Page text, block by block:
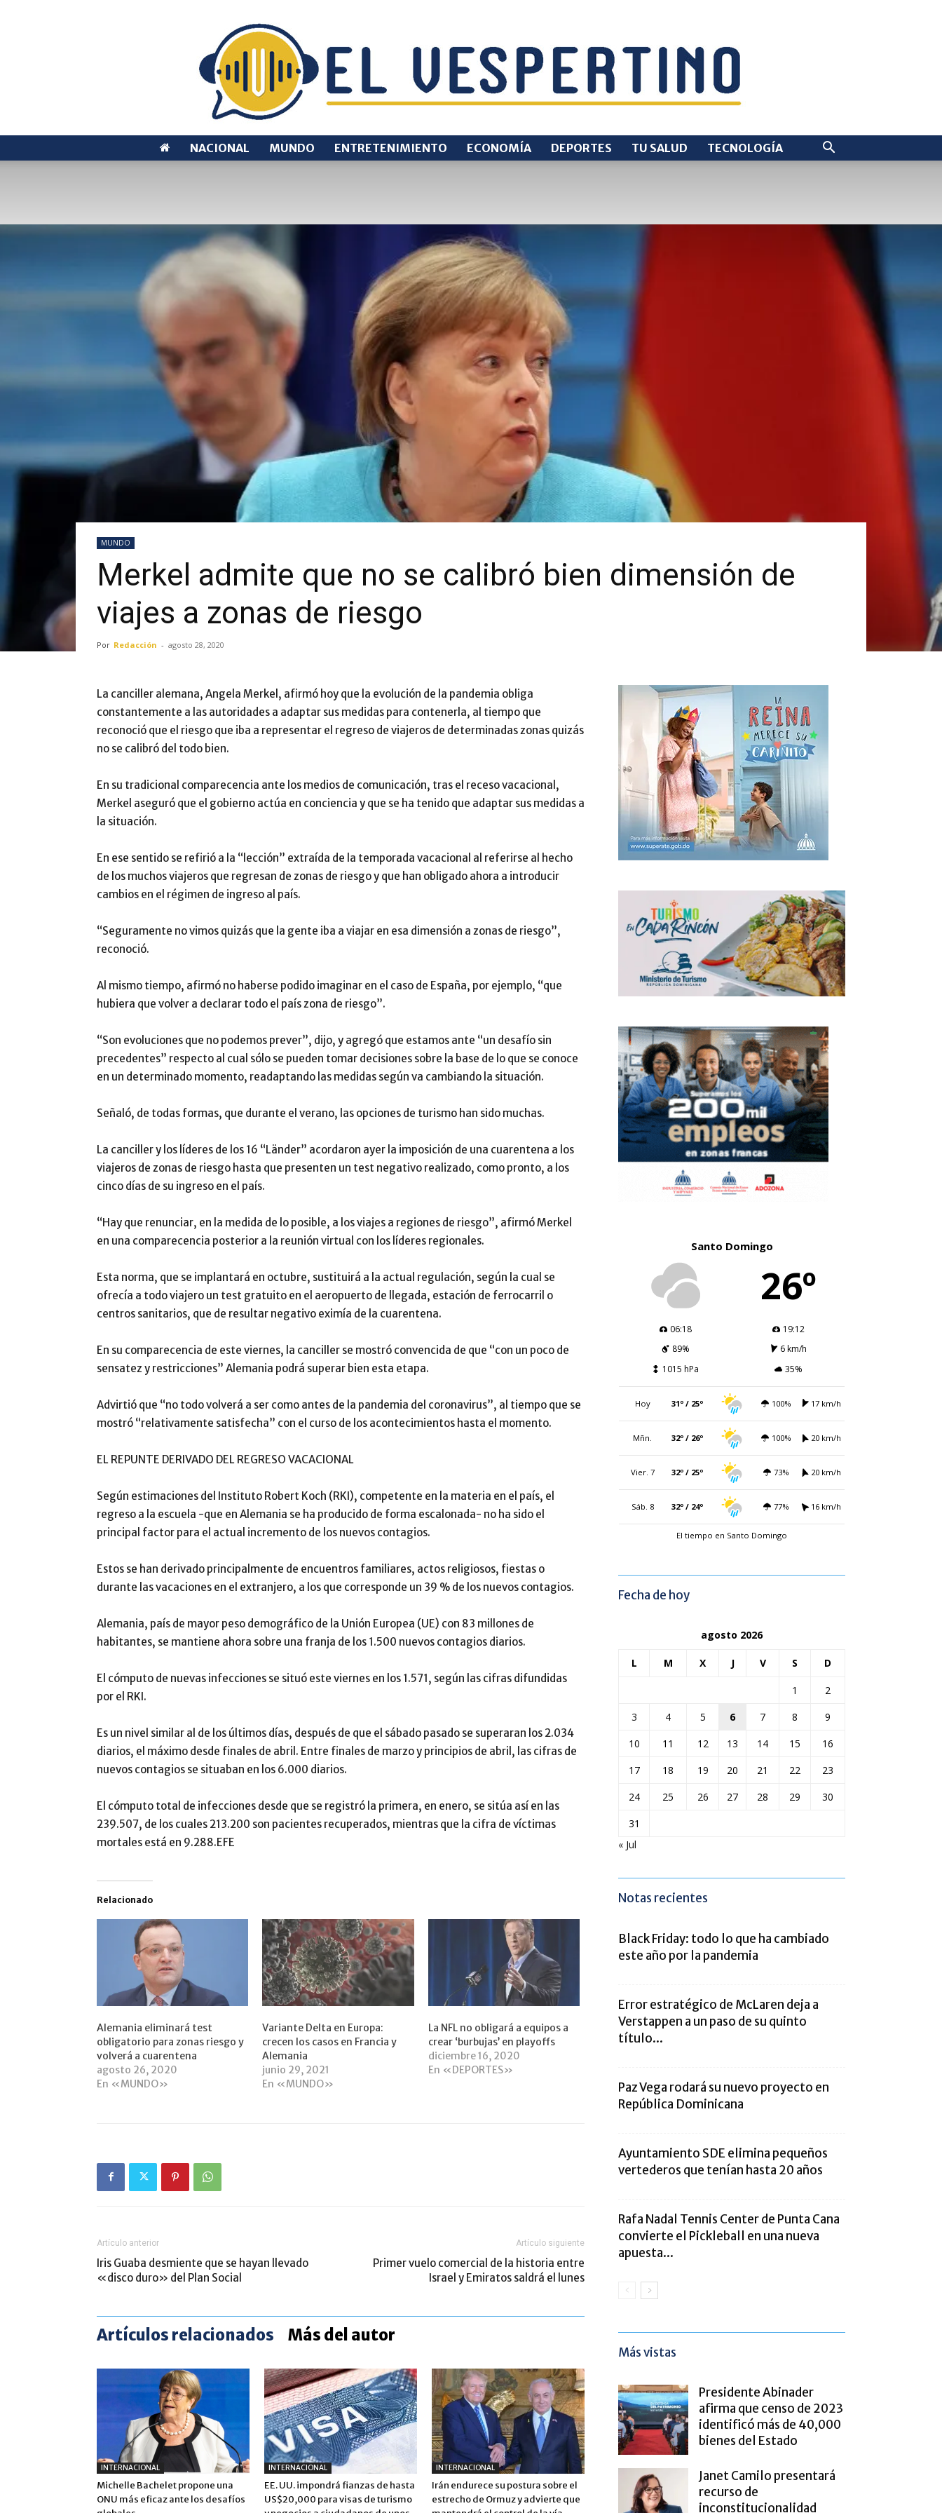
VESPERTINO
NACIONAL MUNDO ENTRETENIMIENTO ECONOMÍA DEPORTES TU SALUD TECNOLOGÍA
MUNDO
Merkel admite que no se calibró bien dimensión de
viajes a zonas de riesgo
Por Redacción - agosto 28, 2020
La canciller alemana, Angela Merkel, afirmó hoy que la evolución de la pandemia obliga
constantemente a las autoridades a adaptar sus medidas para contenerla, al tiempo que
reconoció que el riesgo que iba a representar el regreso de viajeros de determinadas zonas quizás
no se calibró del todo bien.
En su tradicional comparecencia ante los medios de comunicación, tras el receso vacacional,
Merkel aseguró que el gobierno actúa en conciencia y que se ha tenido que adaptar sus medidas a
la situación.
En ese sentido se refirió a la “lección” extraída de la temporada vacacional al referirse al hecho
de los muchos viajeros que regresan de zonas de riesgo y que han obligado ahora a introducir
cambios en el régimen de ingreso al país.
“Seguramente no vimos quizás que la gente iba a viajar en esa dimensión a zonas de riesgo”,
reconoció.
Al mismo tiempo, afirmó no haberse podido imaginar en el caso de España, por ejemplo, “que
hubiera que volver a declarar todo el país zona de riesgo”.
“Son evoluciones que no podemos prever”, dijo, y agregó que estamos ante “un desafío sin
precedentes” respecto al cual sólo se pueden tomar decisiones sobre la base de lo que se conoce
en un determinado momento, readaptando las medidas según va cambiando la situación.
Señaló, de todas formas, que durante el verano, las opciones de turismo han sido muchas.
La canciller y los líderes de los 16 “Länder” acordaron ayer la imposición de una cuarentena a los
viajeros de zonas de riesgo hasta que presenten un test negativo realizado, como pronto, a los
cinco días de su ingreso en el país.
“Hay que renunciar, en la medida de lo posible, a los viajes a regiones de riesgo”, afirmó Merkel
en una comparecencia posterior a la reunión virtual con los líderes regionales.
Esta norma, que se implantará en octubre, sustituirá a la actual regulación, según la cual se
ofrecía a todo viajero un test gratuito en el aeropuerto de llegada, estación de ferrocarril o
centros sanitarios, que de resultar negativo eximía de la cuarentena.
En su comparecencia de este viernes, la canciller se mostró convencida de que “con un poco de
sensatez y restricciones” Alemania podrá superar bien esta etapa.
Advirtió que “no todo volverá a ser como antes de la pandemia del coronavirus”, al tiempo que se
mostró “relativamente satisfecha” con el curso de los acontecimientos hasta el momento.
EL REPUNTE DERIVADO DEL REGRESO VACACIONAL
Según estimaciones del Instituto Robert Koch (RKI), competente en la materia en el país, el
regreso a la escuela -que en Alemania se ha producido de forma escalonada- no ha sido el
principal factor para el actual incremento de los nuevos contagios.
Estos se han derivado principalmente de encuentros familiares, actos religiosos, fiestas o
durante las vacaciones en el extranjero, a los que corresponde un 39 % de los nuevos contagios.
Alemania, país de mayor peso demográfico de la Unión Europea (UE) con 83 millones de
habitantes, se mantiene ahora sobre una franja de los 1.500 nuevos contagios diarios.
El cómputo de nuevas infecciones se situó este viernes en los 1.571, según las cifras difundidas
por el RKI.
Es un nivel similar al de los últimos días, después de que el sábado pasado se superaran los 2.034
diarios, el máximo desde finales de abril. Entre finales de marzo y principios de abril, las cifras de
nuevos contagios se situaban en los 6.000 diarios.
El cómputo total de infecciones desde que se registró la primera, en enero, se sitúa así en las
239.507, de los cuales 213.200 son pacientes recuperados, mientras que la cifra de víctimas
mortales está en 9.288.EFE
Relacionado
Alemania eliminará test
obligatorio para zonas riesgo y
volverá a cuarentena
agosto 26, 2020
En «MUNDO»
Variante Delta en Europa:
crecen los casos en Francia y
Alemania
junio 29, 2021
En «MUNDO»
La NFL no obligará a equipos a
crear ‘burbujas’ en playoffs
diciembre 16, 2020
En «DEPORTES»
Artículo anterior
Iris Guaba desmiente que se hayan llevado
«disco duro» del Plan Social
Artículo siguiente
Primer vuelo comercial de la historia entre
Israel y Emiratos saldrá el lunes
Artículos relacionados Más del autor
INTERNACIONAL
Michelle Bachelet propone una
ONU más eficaz ante los desafíos
INTERNACIONAL
EE. UU. impondrá fianzas de hasta
US$20,000 para visas de turismo
INTERNACIONAL
Irán endurece su postura sobre el
estrecho de Ormuz y advierte que
Santo Domingo
26º
06:18
19:12
89%
6 km/h
1015 hPa
35%
Hoy 31º / 25º 100% 17 km/h
Mñn. 32º / 26º 100% 20 km/h
Vier. 7 32º / 25º 73% 20 km/h
Sáb. 8 32º / 24º 77% 16 km/h
El tiempo en Santo Domingo
Fecha de hoy
agosto 2026
L M X J V S D
1
2
3
4 5 6 7 8
9
10
11 12 13 14 15
16
17
18 19 20 21 22
23
24
25 26 27 28 29
30
31
« Jul
Notas recientes
Black Friday: todo lo que ha cambiado
este año por la pandemia
Error estratégico de McLaren deja a
Verstappen a un paso de su quinto
título...
Paz Vega rodará su nuevo proyecto en
República Dominicana
Ayuntamiento SDE elimina pequeños
vertederos que tenían hasta 20 años
Rafa Nadal Tennis Center de Punta Cana
convierte el Pickleball en una nueva
apuesta...
Más vistas
Presidente Abinader
afirma que censo de 2023
identificó más de 40,000
bienes del Estado
Janet Camilo presentará
recurso de
inconstitucionalidad